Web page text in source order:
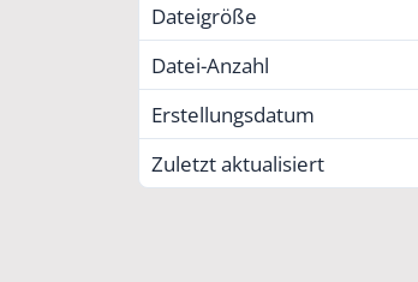
Dateigröße
Datei-Anzahl
Erstellungsdatum
Zuletzt aktualisiert